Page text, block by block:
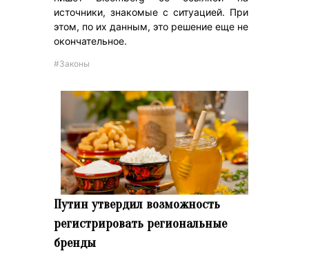
источники, знакомые с ситуацией. При
этом, по их данным, это решение еще не
окончательное.
#Законы
Путин утвердил возможность
регистрировать региональные
бренды